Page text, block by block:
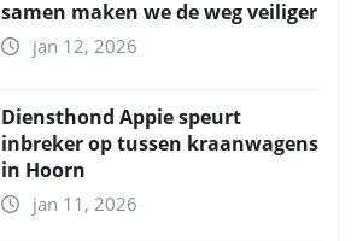
samen maken we de weg veiliger
jan 12, 2026
Diensthond Appie speurt
inbreker op tussen kraanwagens
in Hoorn
jan 11, 2026